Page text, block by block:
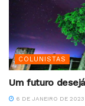
COLUNISTAS
Um futuro
6 DE JANEIRO DE 2023